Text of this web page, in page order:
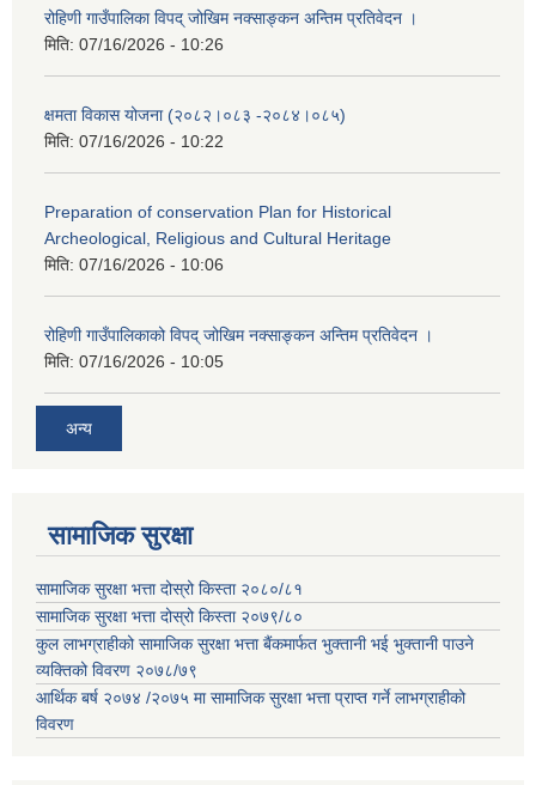
रोहिणी गाउँपालिका विपद् जोखिम नक्साङ्कन अन्तिम प्रतिवेदन ।
मिति: 07/16/2026 - 10:26
क्षमता विकास योजना (२०८२।०८३‍ -२०८४।०८५)
मिति: 07/16/2026 - 10:22
Preparation of conservation Plan for Historical
Archeological, Religious and Cultural Heritage
मिति: 07/16/2026 - 10:06
रोहिणी गाउँपालिकाको विपद् जोखिम नक्साङ्कन अन्तिम प्रतिवेदन ।
मिति: 07/16/2026 - 10:05
अन्य
सामाजिक सुरक्षा
सामाजिक सुरक्षा भत्ता दोस्रो किस्ता २०८०/८१
सामाजिक सुरक्षा भत्ता दोस्रो किस्ता २०७९/८०
कुल लाभग्राहीको सामाजिक सुरक्षा भत्ता बैंकमार्फत भुक्तानी भई भुक्तानी पाउने
व्यक्तिको विवरण २०७८/७९
आर्थिक बर्ष २०७४ /२०७५ मा सामाजिक सुरक्षा भत्ता प्राप्त गर्ने लाभग्राहीको
विवरण